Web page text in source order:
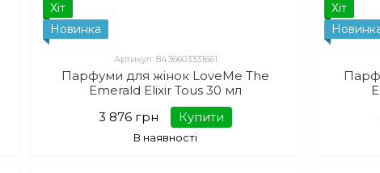
Хіт
Новинка
Артикул: 8436603331661
Парфуми для жінок LoveMe The
Emerald Elixir Tous 30 мл
3 876 грн
Купити
В наявності
Хіт